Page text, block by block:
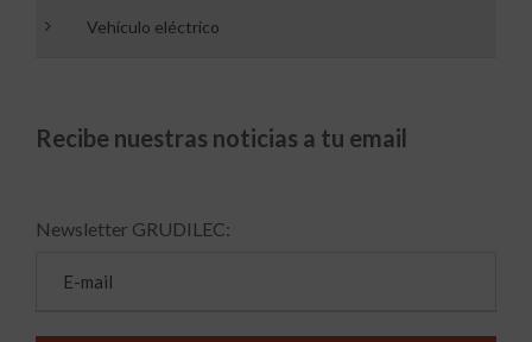
Vehículo eléctrico
Recibe nuestras noticias a tu email
Newsletter GRUDILEC: